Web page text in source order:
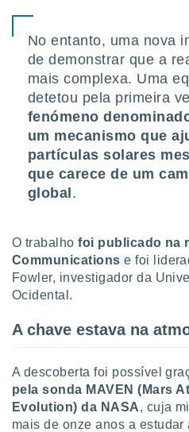
navegação
não
ou
de
ao
através
únicos
para
No entanto, uma nova
de demonstrar que a
mais complexa. Uma
detetou pela primeira
fenómeno
um mecanismo que
partículas solares
que carece de um
global .
O trabalhofoi publicado na
Communications e foi
Fowler, investigador da
Ocidental.
A chave estava na
A descoberta foi possível
pela sonda MAVEN (Mars
Evolution) da NASA, cuja
mais de onze anos a